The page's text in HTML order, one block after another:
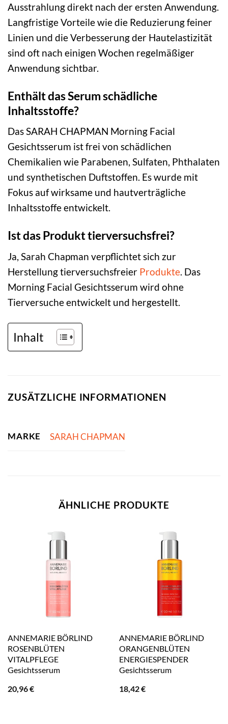
Ausstrahlung direkt nach der ersten Anwendung.
Langfristige Vorteile wie die Reduzierung feiner
Linien und die Verbesserung der Hautelastizität
sind oft nach einigen Wochen regelmäßiger
Anwendung sichtbar.
Enthält das Serum schädliche
Inhaltsstoffe?
Das SARAH CHAPMAN Morning Facial
Gesichtsserum ist frei von schädlichen
Chemikalien wie Parabenen, Sulfaten, Phthalaten
und synthetischen Duftstoffen. Es wurde mit
Fokus auf wirksame und hautverträgliche
Inhaltsstoffe entwickelt.
Ist das Produkt tierversuchsfrei?
Ja, Sarah Chapman verpflichtet sich zur
Herstellung tierversuchsfreier Produkte . Das
Morning Facial Gesichtsserum wird ohne
Tierversuche entwickelt und hergestellt.
Inhalt
ZUSÄTZLICHE INFORMATIONEN
MARKE SARAH CHAPMAN
ÄHNLICHE PRODUKTE
ANNEMARIE BÖRLIND
ROSENBLÜTEN
VITALPFLEGE
Gesichtsserum
20,96€
ANNEMARIE BÖRLIND
ORANGENBLÜTEN
ENERGIESPENDER
Gesichtsserum
18,42€